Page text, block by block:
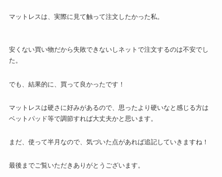
マットレスは、実際に見て触って注文したかった私。
安くない買い物だから失敗できないしネットで注文するのは不安でし
た。
でも、結果的に、買って良かったです！
マットレスは硬さに好みがあるので、思ったより硬いなと感じる方は
ベットパッド等で調節すれば大丈夫かと思います。
まだ、使って半月なので、気づいた点があれば追記していきますね！
最後までご覧いただきありがとうございます。